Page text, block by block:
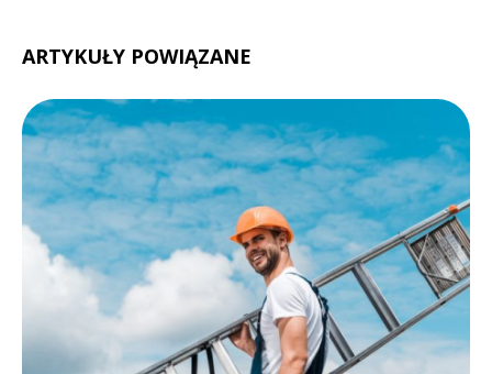
ARTYKUŁY POWIĄZANE